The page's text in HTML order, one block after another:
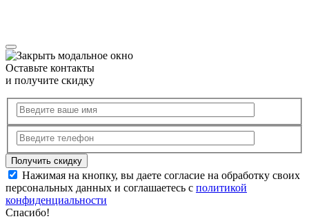
Оставьте контакты
и получите скидку
Нажимая на кнопку, вы даете согласие на обработку своих
персональных данных и соглашаетесь с политикой
конфиденциальности
Спасибо!